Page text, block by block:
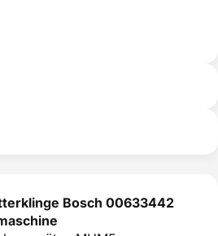
Bosch 00633442